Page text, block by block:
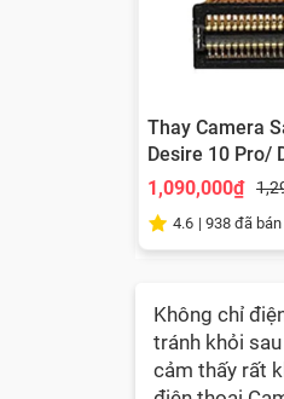
Thay Camera
Desire 10 Pro/
Pro Dual
1,090,000₫
4.6 | 938 đã bán
Không chỉ
tránh khỏi
cảm thấy rất